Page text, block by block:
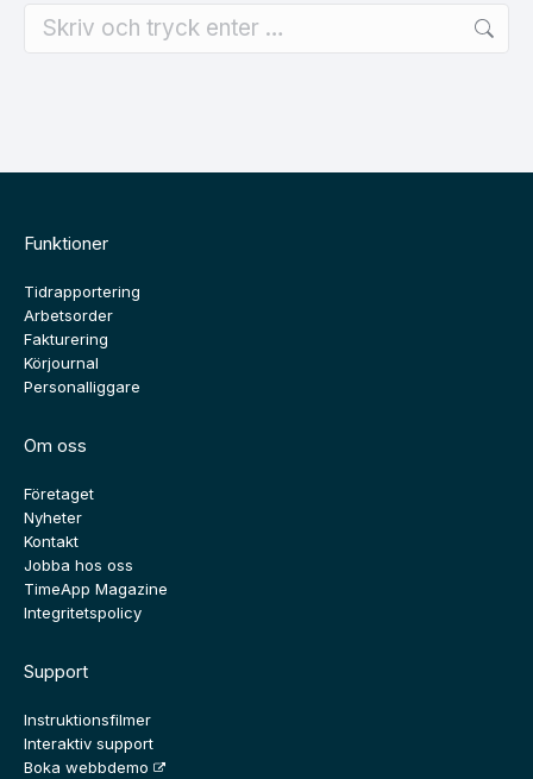
Funktioner
Tidrapportering
Arbetsorder
Fakturering
Körjournal
Personalliggare
Om oss
Företaget
Nyheter
Kontakt
Jobba hos oss
TimeApp Magazine
Integritetspolicy
Support
Instruktionsfilmer
Interaktiv support
Boka webbdemo